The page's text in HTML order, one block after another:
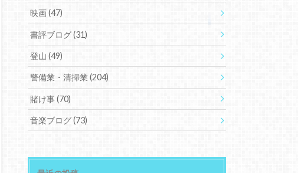
映画(47)
書評ブログ(31)
登山(49)
警備業・清掃業(204)
賭け事(70)
音楽ブログ(73)